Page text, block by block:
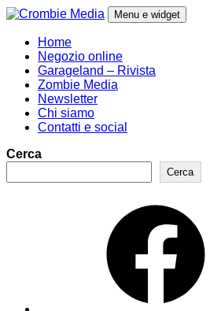
Vai
contenuto
Crombie Media
Musica e cultura
Menu e widget
Home
Negozio online
Garageland – Rivista
Zombie Media
Newsletter
Chi siamo
Contatti e social
Cerca
Cerca